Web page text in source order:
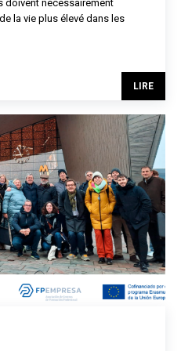
doivent nécessairement
la vie plus élevé dans les
LIRE